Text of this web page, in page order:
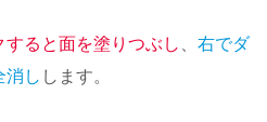
ると面を塗りつぶし
右でダ
消し します。